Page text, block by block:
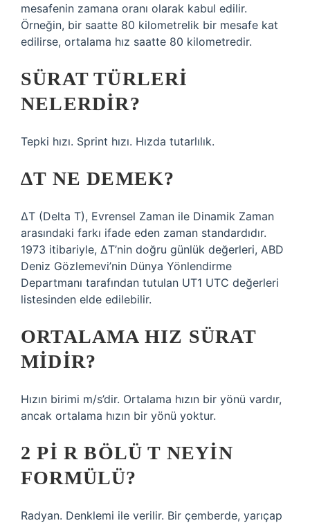
mesafenin zamana oranı olarak kabul edilir.
Örneğin, bir saatte 80 kilometrelik bir mesafe kat
edilirse, ortalama hız saatte 80 kilometredir.
SÜRAT TÜRLERI
NELERDIR?
Tepki hızı. Sprint hızı. Hızda tutarlılık.
∆T NE DEMEK?
ΔT (Delta T), Evrensel Zaman ile Dinamik Zaman
arasındaki farkı ifade eden zaman standardıdır.
1973 itibariyle, ΔT’nin doğru günlük değerleri, ABD
Deniz Gözlemevi’nin Dünya Yönlendirme
Departmanı tarafından tutulan UT1 UTC değerleri
listesinden elde edilebilir.
ORTALAMA HIZ SÜRAT
MIDIR?
Hızın birimi m/s’dir. Ortalama hızın bir yönü vardır,
ancak ortalama hızın bir yönü yoktur.
2 PI R BÖLÜ T NEYIN
FORMÜLÜ?
Radyan. Denklemi ile verilir. Bir çemberde, yarıçap